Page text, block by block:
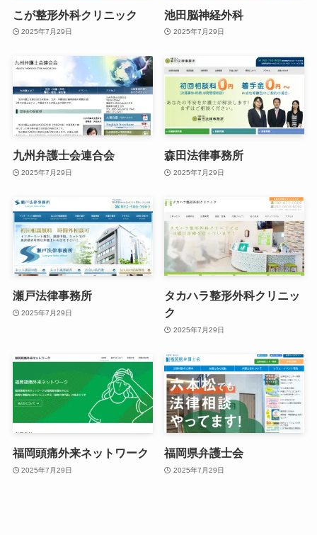
こが整形外科クリニック
2025年7月29日
池田脳神経外科
2025年7月29日
九州弁護士会連合会
2025年7月29日
森田法律事務所
2025年7月29日
瀬戸法律事務所
2025年7月29日
タカハラ整形外科クリニッ
ク
2025年7月29日
福岡頭痛外来ネットワーク
2025年7月29日
福岡県弁護士会
2025年7月29日